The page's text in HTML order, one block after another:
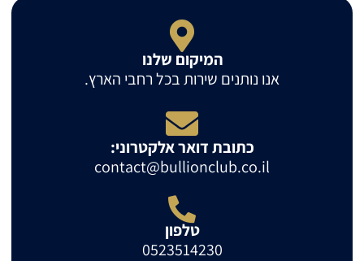
המיקום שלנו
אנו נותנים שירות בכל רחבי הארץ.
כתובת דואר אלקטרוני:
contact@bullionclub.co.il
טלפון
0523514230